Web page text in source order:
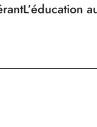
L’éducation